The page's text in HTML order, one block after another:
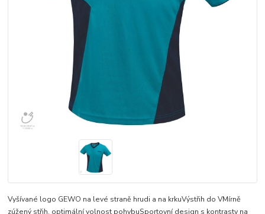
Vyšívané logo GEWO na levé straně hrudi a na krkuVýstřih do VMírně
zúžený střih, optimální volnost pohybuSportovní design s kontrasty na